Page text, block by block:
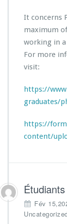
It concerns
maximum
working in
For more
visit:
https://
graduates/
https://
content/
Fév